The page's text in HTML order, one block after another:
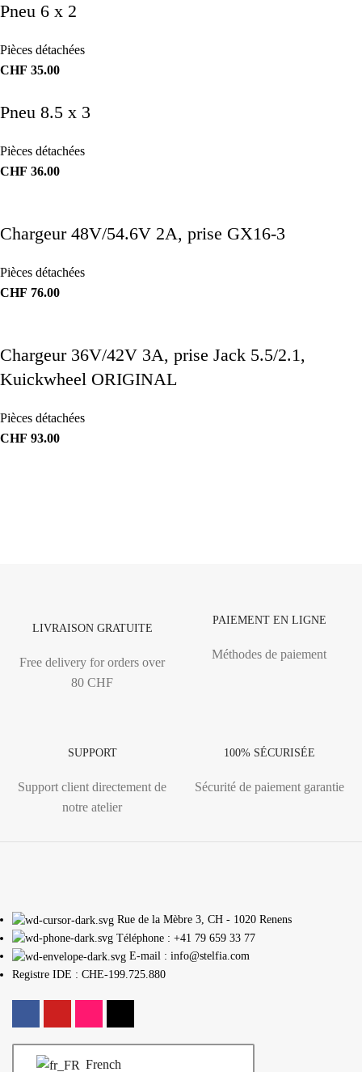
Pneu 6 x 2
Pièces détachées
CHF 35.00
Pneu 8.5 x 3
Pièces détachées
CHF 36.00
Chargeur 48V/54.6V 2A, prise GX16-3
Pièces détachées
CHF 76.00
Chargeur 36V/42V 3A, prise Jack 5.5/2.1,
Kuickwheel ORIGINAL
Pièces détachées
CHF 93.00
LIVRAISON GRATUITE
Free delivery for orders over
80 CHF
PAIEMENT EN LIGNE
Méthodes de paiement
SUPPORT
Support client directement de
notre atelier
100% SÉCURISÉE
Sécurité de paiement garantie
Rue de la Mèbre 3, CH - 1020 Renens
Téléphone : +41 79 659 33 77
E-mail : info@stelfia.com
Registre IDE : CHE-199.725.880
French